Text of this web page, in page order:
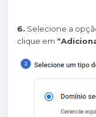
6. Selecione a
clique em